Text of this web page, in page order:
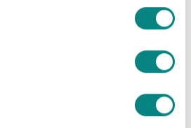
wir auch gerne:
wie Ihre persönlichen Daten verarbeitet
Solefreibad Bad